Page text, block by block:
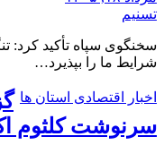
تسنیم
سخنگوی سپاه تأکید کرد:
شرایط ما را بپذیرد…
اخبار اقتصادی استان ها
سرنوشت کلثوم